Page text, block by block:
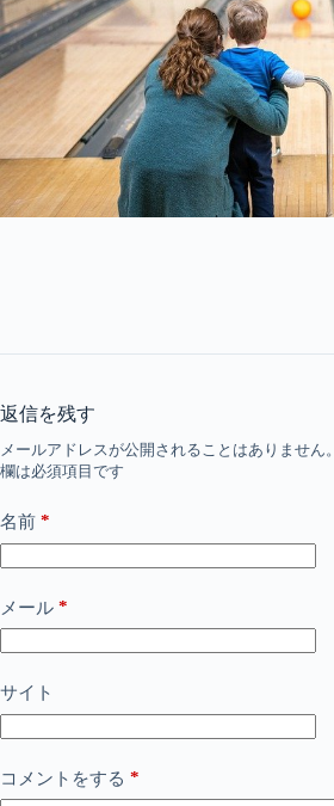
返信を残す
メールアドレスが公開されることはありません。
欄は必須項目です
名前 *
メール *
サイト
コメントをする *